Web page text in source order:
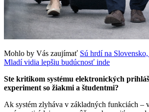
Mohlo by Vás zaujímať Sú hrdí na
Mladí vidia lepšiu budúcnosť inde
Ste kritikom systému elektronických
experiment so žiakmi a študentmi?
Ak systém zlyháva v základných funkciách –